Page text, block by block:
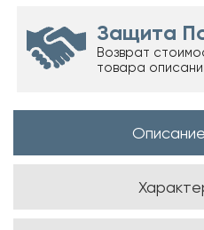
Защита
Возврат
товара